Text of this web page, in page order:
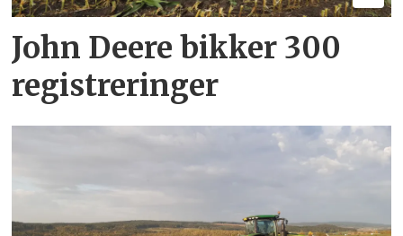
John Deere bikker 300
registreringer